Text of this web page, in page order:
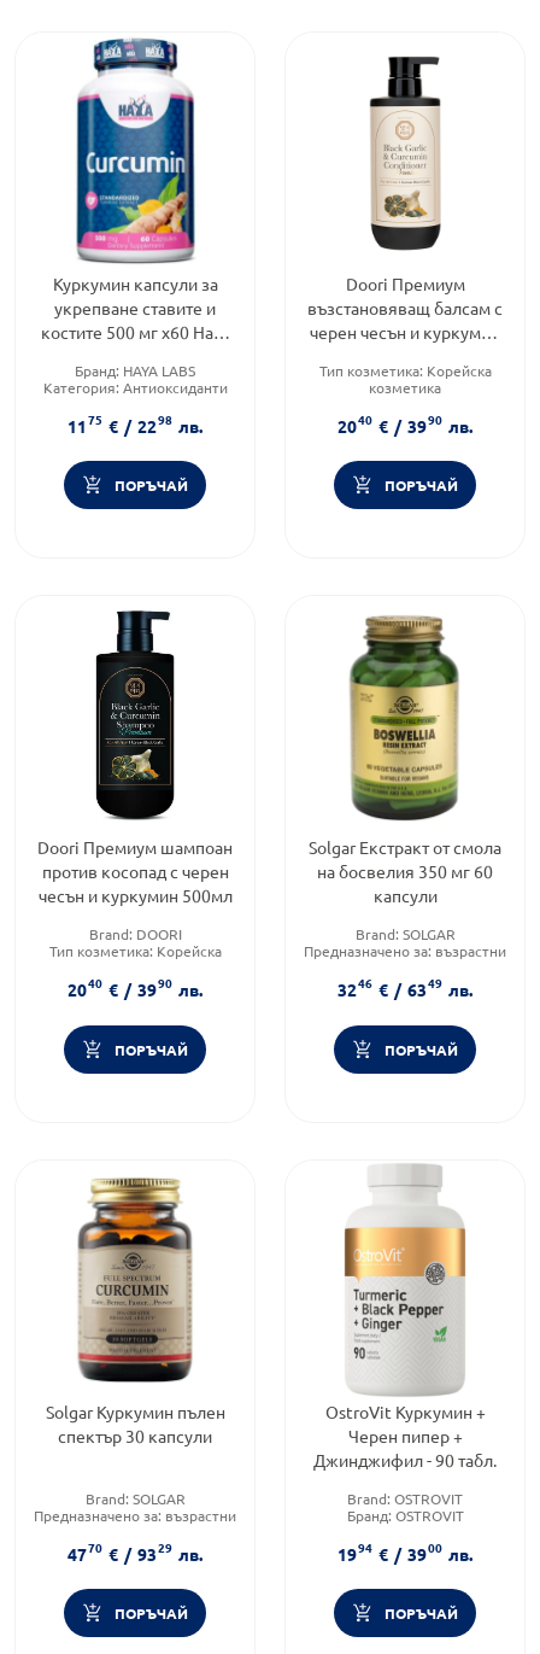
Куркумин капсули за
укрепване ставите и
костите 500 мг х60 Haya
Бранд: HAYA LABS
Категория: Антиоксиданти
1175 € / 2298 лв.
ПОРЪЧАЙ
Doori Премиум
възстановяващ балсам с
черен чесън и куркумин
Тип козметика: Корейска
козметика
коса
Тип продукт: Балсам за коса
2040 € / 3990 лв.
ПОРЪЧАЙ
Doori Премиум шампоан
против косопад с черен
чесън и куркумин 500мл
Brand: DOORI
Тип козметика: Корейска
Форма на продукта: шампоан
2040 € / 3990 лв.
ПОРЪЧАЙ
Solgar Екстракт от смола
на босвелия 350 мг 60
капсули
Brand: SOLGAR
Предназначено за: възрастни
3246 € / 6349 лв.
ПОРЪЧАЙ
Solgar Куркумин пълен
спектър 30 капсули
Brand: SOLGAR
Предназначено за: възрастни
4770 € / 9329 лв.
ПОРЪЧАЙ
OstroVit Куркумин +
Черен пипер +
Джинджифил - 90 табл.
Brand: OSTROVIT
Бранд: OSTROVIT
1994 € / 3900 лв.
ПОРЪЧАЙ